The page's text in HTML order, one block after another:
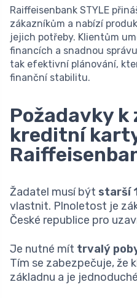
Raiffeisenbank STYLE
zákazníkům a nabízí
jejich potřeby. Klientům
financích a snadnou
tak efektivní plánování,
finanční stabilitu.
Požadavky k
kreditní
Žadatel musí být starší
vlastnit. Plnoletost je
České republice pro
Je nutné mít trvalý
Tím se zabezpečuje, že
základnu a je